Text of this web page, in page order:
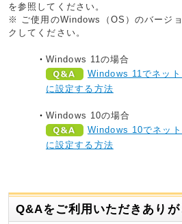
を参照してください。
※ ご使用のWindows（OS）のバージ
クしてください。
Windows 11の場合
Windows 11でネッ
に設定する方法
Windows 10の場合
Windows 10でネッ
に設定する方法
Q&Aをご利用いただきあり